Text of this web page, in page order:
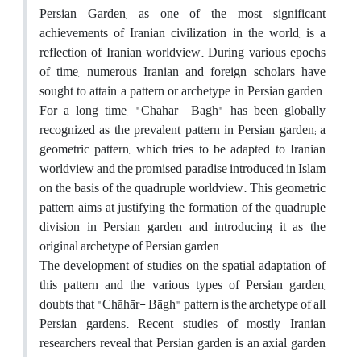
Persian Garden, as one of the most significant
achievements of Iranian civilization in the world, is a
reflection of Iranian worldview. During various epochs
of time, numerous Iranian and foreign scholars have
sought to attain a pattern or archetype in Persian garden.
For a long time, "Chāhār- Bāgh" has been globally
recognized as the prevalent pattern in Persian garden; a
geometric pattern, which tries to be adapted to Iranian
worldview and the promised paradise introduced in Islam
on the basis of the quadruple worldview. This geometric
pattern aims at justifying the formation of the quadruple
division in Persian garden and introducing it as the
original archetype of Persian garden.
The development of studies on the spatial adaptation of
this pattern and the various types of Persian garden,
doubts that "Chāhār- Bāgh" pattern is the archetype of all
Persian gardens. Recent studies of mostly Iranian
researchers reveal that Persian garden is an axial garden